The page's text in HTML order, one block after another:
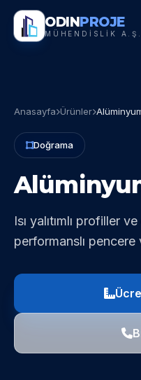
ODINPROJE
MÜHENDİSLİK A.Ş.
Anasayfa Ürünler
Doğrama
Isı yalıtımlı profiller
performanslı pencere